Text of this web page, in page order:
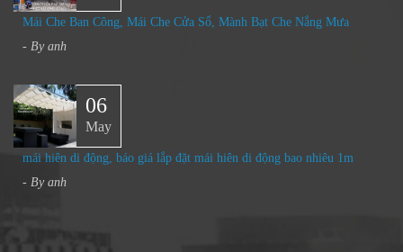
Mái Che Ban Công, Mái Che Cửa Sổ, Mành Bạt Che Nắng Mưa​
- By anh
06
May
mái hiên di động, báo giá lắp đặt mái hiên di động bao nhiêu 1m
- By anh